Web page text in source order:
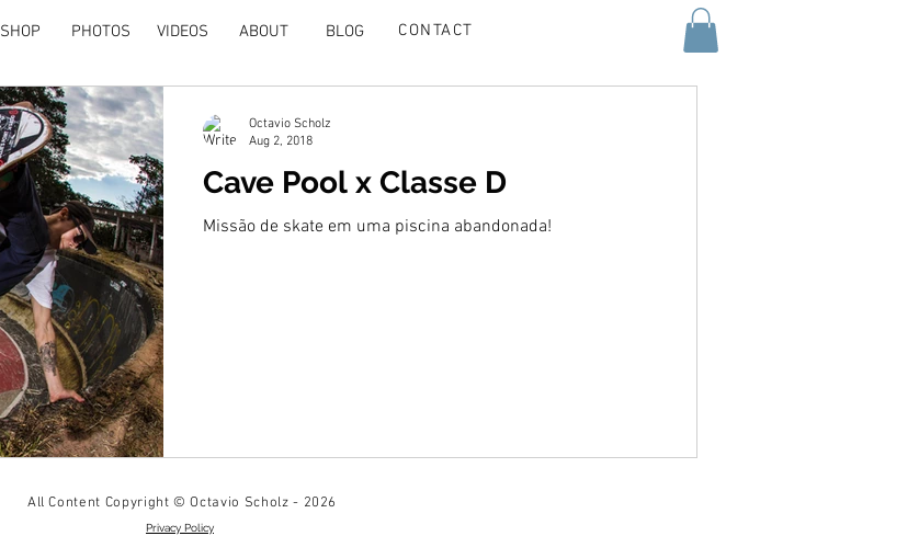
SHOP PHOTOS VIDEOS ABOUT BLOG CONTACT
Cave Pool x Classe D
Missão de skate em uma piscina abandonada!
Octavio Scholz
Aug 2, 2018
All Content Copyright © Octavio Scholz - 2026
Privacy Policy